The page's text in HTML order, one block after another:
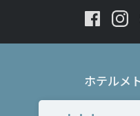
ホテルメ